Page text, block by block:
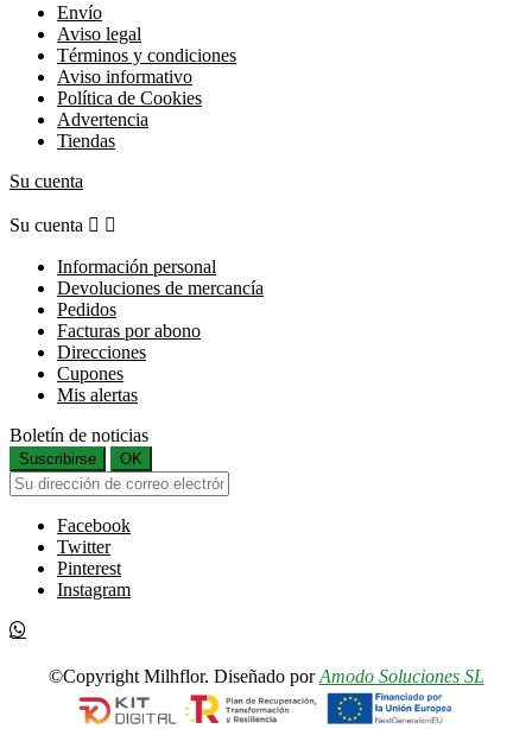
Envío
Aviso legal
Términos y condiciones
Aviso informativo
Política de Cookies
Advertencia
Tiendas
Su cuenta
Su cuenta  
Información personal
Devoluciones de mercancía
Pedidos
Facturas por abono
Direcciones
Cupones
Mis alertas
Boletín de noticias
Suscribirse OK
Facebook
Twitter
Pinterest
Instagram
©Copyright Milhflor. Diseñado porAmodo Soluciones SL